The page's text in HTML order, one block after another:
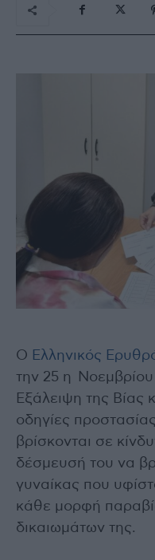
Ο Ελληνικός
την 25 η
Εξάλειψη της Βίας
οδηγίες
βρίσκονται σε
δέσμευσή του να
γυναίκας που
κάθε μορφή
δικαιωμάτων της.